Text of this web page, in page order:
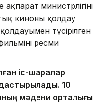
министрлігінің
киноны қолдау
түсірілген
ресми
іс-шаралар
10
мәдени орталығы